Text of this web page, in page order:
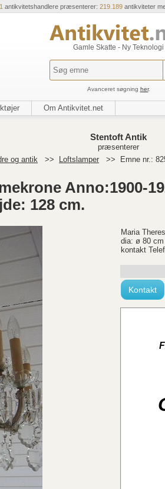
antikvitetshandlere præsenterer: 219.189antikviteter
Gamle Skatte - Ny Teknologi
Avanceret søgning her.
Om Antikvitet.net
Stentoft Antik
præsenterer
og antik >> Loftslamper >> Emne nr.:
Anno:1900-
128 cm.
Maria
dia: ø 80
kontakt
Kontakt